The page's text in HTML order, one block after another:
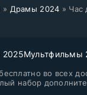
» Драмы 2024 » Час
2025Мультфильмы
во всех
набор